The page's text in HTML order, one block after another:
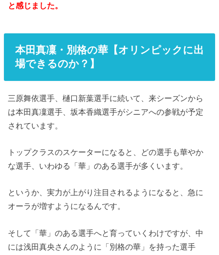
と感じました。
本田真凜・別格の華【オリンピックに出
場できるのか？】
三原舞依選手、樋口新葉選手に続いて、来シーズンから
は本田真凜選手、坂本香織選手がシニアへの参戦が予定
されています。
トップクラスのスケーターになると、どの選手も華やか
な選手、いわゆる「華」のある選手が多くいます。
というか、実力が上がり注目されるようになると、急に
オーラが増すようになるんです。
そして「華」のある選手へと育っていくわけですが、中
には浅田真央さんのように「別格の華」を持った選手